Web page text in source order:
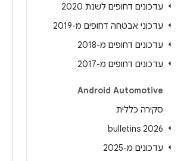
עדכונים דחופים לשנת 2020
עדכוני אבטחה דחופים מ-2019
עדכונים דחופים מ-2018
עדכונים דחופים מ-2017
Android Automotive
סקירה כללית
2026 bulletins
עדכונים מ-2025